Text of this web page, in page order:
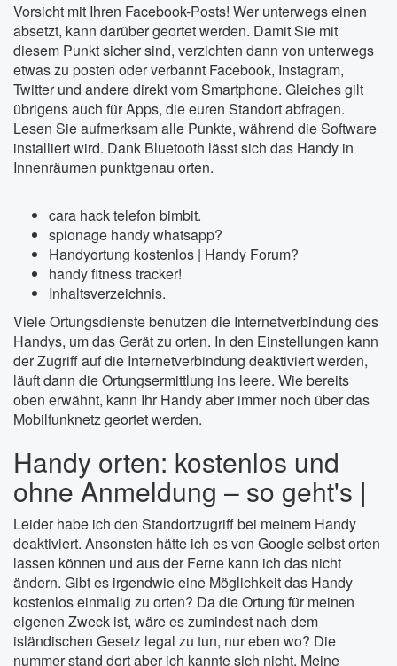
Vorsicht mit Ihren Facebook-Posts! Wer unterwegs einen
absetzt, kann darüber geortet werden. Damit Sie mit
diesem Punkt sicher sind, verzichten dann von unterwegs
etwas zu posten oder verbannt Facebook, Instagram,
Twitter und andere direkt vom Smartphone. Gleiches gilt
übrigens auch für Apps, die euren Standort abfragen.
Lesen Sie aufmerksam alle Punkte, während die Software
installiert wird. Dank Bluetooth lässt sich das Handy in
Innenräumen punktgenau orten.
cara hack telefon bimbit.
spionage handy whatsapp?
Handyortung kostenlos | Handy Forum?
handy fitness tracker!
Inhalts­verzeich­nis.
Viele Ortungsdienste benutzen die Internetverbindung des
Handys, um das Gerät zu orten. In den Einstellungen kann
der Zugriff auf die Internetverbindung deaktiviert werden,
läuft dann die Ortungsermittlung ins leere. Wie bereits
oben erwähnt, kann Ihr Handy aber immer noch über das
Mobilfunknetz geortet werden.
Handy orten: kostenlos und
ohne Anmeldung – so geht's |
Leider habe ich den Standortzugriff bei meinem Handy
deaktiviert. Ansonsten hätte ich es von Google selbst orten
lassen können und aus der Ferne kann ich das nicht
ändern. Gibt es irgendwie eine Möglichkeit das Handy
kostenlos einmalig zu orten? Da die Ortung für meinen
eigenen Zweck ist, wäre es zumindest nach dem
isländischen Gesetz legal zu tun, nur eben wo? Die
nummer stand dort aber ich kannte sich nicht. Meine